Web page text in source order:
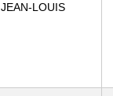
JEAN-LOUIS